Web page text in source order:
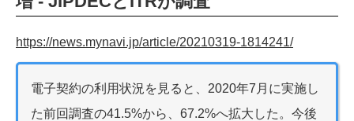
https://news.mynavi.jp/article/20210319-1814241/
電子契約の利用状況を見ると、2020年7月に実施し
た前回調査の41.5%から、67.2%へ拡大した。今後